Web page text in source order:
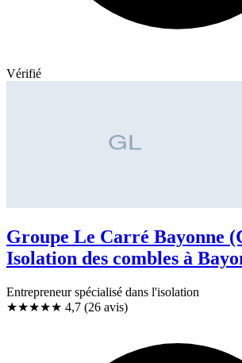
Vérifié
Groupe Le Carré Bayonne
Isolation des combles à
Entrepreneur spécialisé dans l'isolation
★★★★★ 4,7 (26 avis)